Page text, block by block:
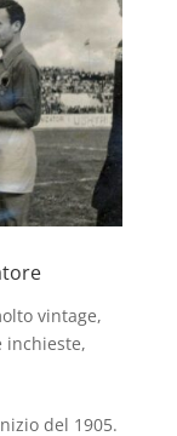
vintage,
inchieste,
del 1905.